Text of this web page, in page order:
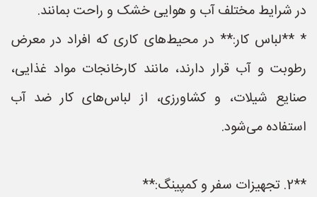
در شرایط مختلف آب و هوایی خشک و راحت بمانند.
* **لباس کار:** در محیط‌های کاری که افراد در معرض
رطوبت و آب قرار دارند، مانند کارخانجات مواد غذایی،
صنایع شیلات، و کشاورزی، از لباس‌های کار ضد آب
استفاده می‌شود.
**2. تجهیزات سفر و کمپینگ:**